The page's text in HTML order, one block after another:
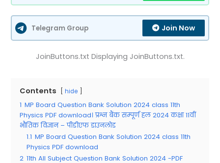
Telegram Group Join Now
JoinButtons.txt Displaying JoinButtons.txt.
Contents hide
1 MP Board Question Bank Solution 2024 class 11th
Physics PDF download। प्रश्न बैंक सम्पूर्ण हल 2024 कक्षा 11वीं
भौतिक विज्ञान – पीडीएफ डाउनलोड
1.1 MP Board Question Bank Solution 2024 class 11th
Physics PDF download
2 11th All Subject Question Bank Solution 2024 -PDF